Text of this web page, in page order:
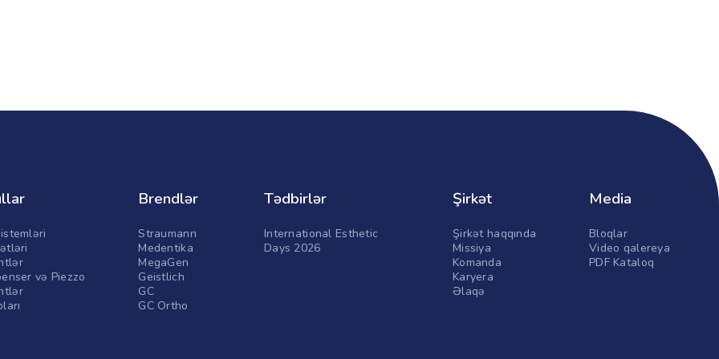
və Piezzo
Brendlər
Straumann
Medentika
MegaGen
Geistlich
GC
GC Ortho
Tədbirlər
International Esthetic
Days 2026
Şirkət
Şirkət haqqında
Missiya
Komanda
Karyera
Əlaqə
Media
Bloqlar
Video qalereya
PDF Kataloq